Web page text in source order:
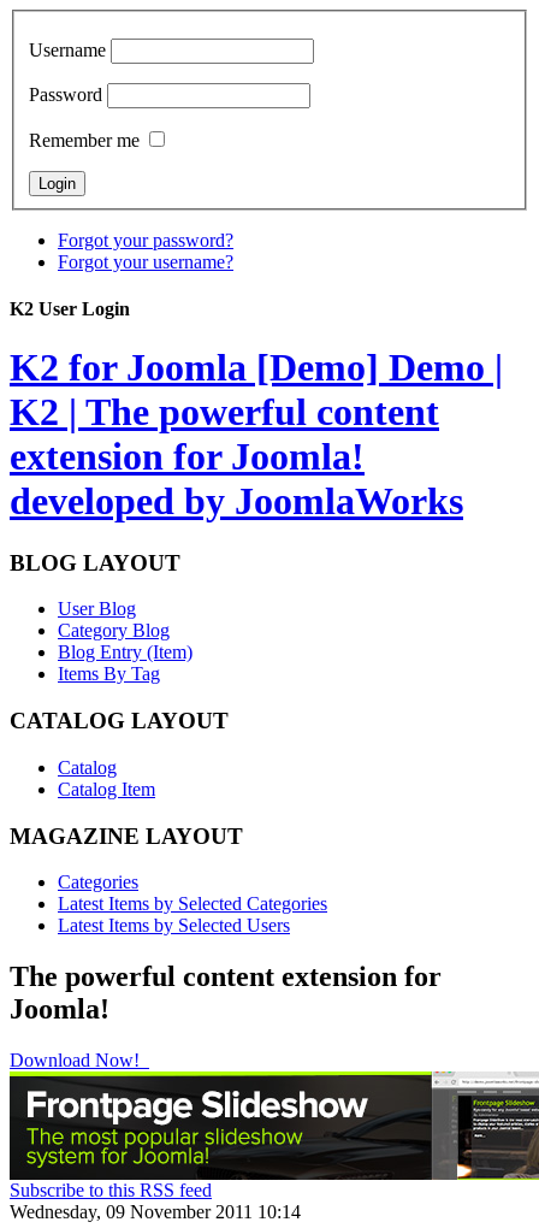
Username
Password
Remember me
Forgot your password?
Forgot your username?
K2 User Login
K2 for Joomla [Demo] Demo |
K2 | The powerful content
extension for Joomla!
developed by JoomlaWorks
BLOG LAYOUT
User Blog
Category Blog
Blog Entry (Item)
Items By Tag
CATALOG LAYOUT
Catalog
Catalog Item
MAGAZINE LAYOUT
Categories
Latest Items by Selected Categories
Latest Items by Selected Users
The powerful content extension for
Joomla!
Download Now!
Subscribe to this RSS feed
Wednesday, 09 November 2011 10:14